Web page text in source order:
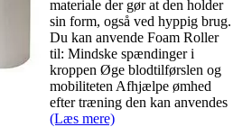
materiale der gør at den holder
sin form, også ved hyppig brug.
Du kan anvende Foam Roller
til: Mindske spændinger i
kroppen Øge blodtilførslen og
mobiliteten Afhjælpe ømhed
efter træning den kan anvendes
(Læs mere)